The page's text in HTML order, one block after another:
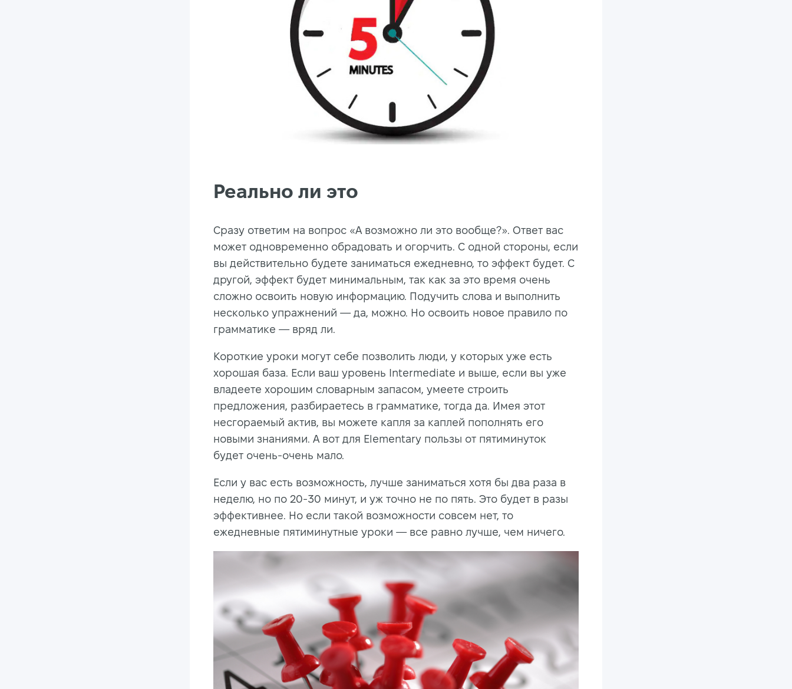
Реально ли это
Сразу ответим на вопрос «А возможно ли это вообще?». Ответ вас
может одновременно обрадовать и огорчить. С одной стороны, если
вы действительно будете заниматься ежедневно, то эффект будет. С
другой, эффект будет минимальным, так как за это время очень
сложно освоить новую информацию. Подучить слова и выполнить
несколько упражнений — да, можно. Но освоить новое правило по
грамматике — вряд ли.
Короткие уроки могут себе позволить люди, у которых уже есть
хорошая база. Если ваш уровень Intermediate и выше, если вы уже
владеете хорошим словарным запасом, умеете строить
предложения, разбираетесь в грамматике, тогда да. Имея этот
несгораемый актив, вы можете капля за каплей пополнять его
новыми знаниями. А вот для Elementary пользы от пятиминуток
будет очень-очень мало.
Если у вас есть возможность, лучше заниматься хотя бы два раза в
неделю, но по 20-30 минут, и уж точно не по пять. Это будет в разы
эффективнее. Но если такой возможности совсем нет, то
ежедневные пятиминутные уроки — все равно лучше, чем ничего.